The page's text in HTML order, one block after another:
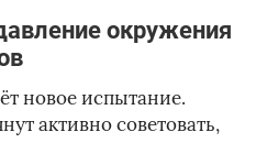
окружения
новое испытание.
активно советовать,